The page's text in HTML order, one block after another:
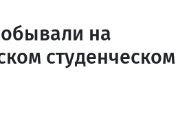
на
студенческом